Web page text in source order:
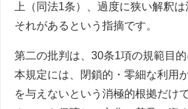
上（同法1条）、過度に狭い解釈
それがあるという指摘です。
第二の批判は、30条1項の規範目的
本規定には、閉鎖的・零細な利用
を与えないという消極的根拠だけ